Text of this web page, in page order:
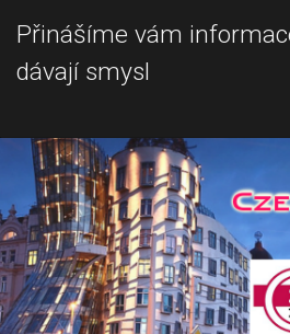
Přinášíme vám
dávají smysl